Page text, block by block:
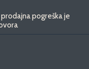
pogreška je